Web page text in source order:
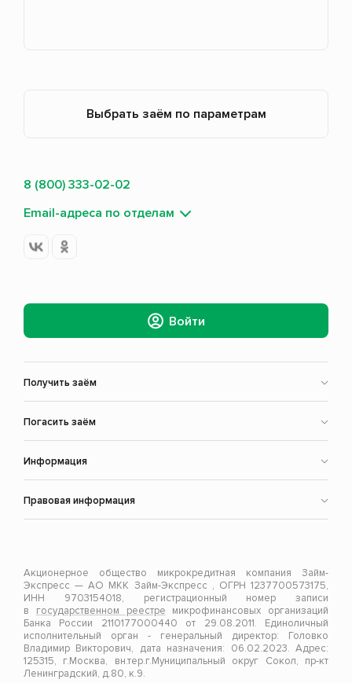
Выбрать заём по параметрам
Получить заём
Погасить заём
Информация
Правовая информация
8 (800) 333-02-02
Email-адреса по отделам
Войти
Акционерное общество микрокредитная компания Займ-
Экспресс — АО МКК Займ-Экспресс , ОГРН 1237700573175,
ИНН 9703154018, регистрационный номер записи
в государственном реестре микрофинансовых организаций
Банка России 2110177000440 от 29.08.2011. Единоличный
исполнительный орган - генеральный директор: Головко
Владимир Викторович, дата назначения: 06.02.2023. Адрес:
125315, г.Москва, вн.тер.г.Муниципальный округ Сокол, пр-кт
Ленинградский, д.80, к.9.